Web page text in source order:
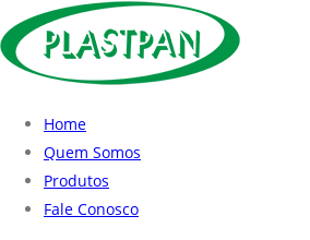
Home
Quem Somos
Produtos
Fale Conosco